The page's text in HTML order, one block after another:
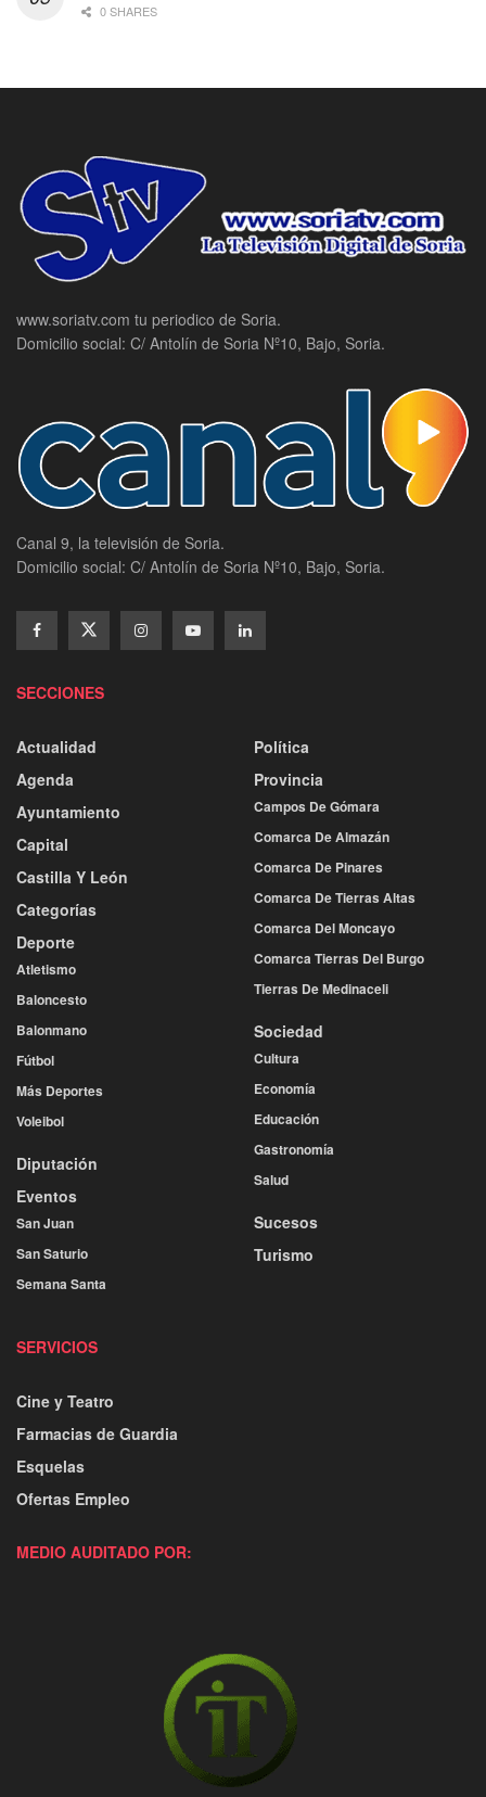
0 SHARES
www.soriatv.com tu periodico de Soria.
Domicilio social: C/ Antolín de Soria Nº10, Bajo, Soria.
Canal 9, la televisión de Soria.
Domicilio social: C/ Antolín de Soria Nº10, Bajo, Soria.
SECCIONES
Actualidad
Agenda
Ayuntamiento
Capital
Castilla Y León
Categorías
Deporte
Atletismo
Baloncesto
Balonmano
Fútbol
Más Deportes
Voleibol
Diputación
Eventos
San Juan
San Saturio
Semana Santa
Política
Provincia
Campos De Gómara
Comarca De Almazán
Comarca De Pinares
Comarca De Tierras Altas
Comarca Del Moncayo
Comarca Tierras Del Burgo
Tierras De Medinaceli
Sociedad
Cultura
Economía
Educación
Gastronomía
Salud
Sucesos
Turismo
SERVICIOS
Cine y Teatro
Farmacias de Guardia
Esquelas
Ofertas Empleo
MEDIO AUDITADO POR: